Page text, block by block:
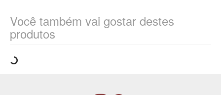
Você também vai gostar destes
produtos